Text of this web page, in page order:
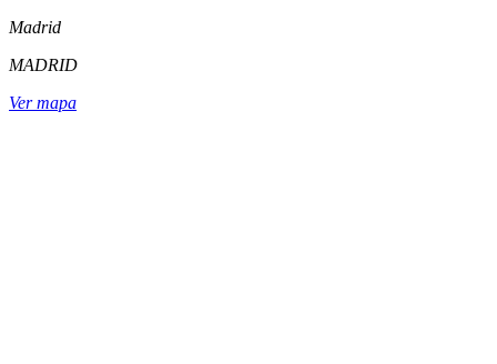
Madrid
MADRID
Ver mapa